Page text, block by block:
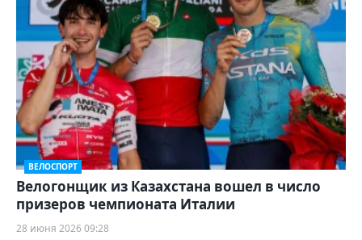
ВЕЛОСПОРТ
Велогонщик из Казахстана вошел в число
призеров чемпионата Италии
28 июня 2026 09:28